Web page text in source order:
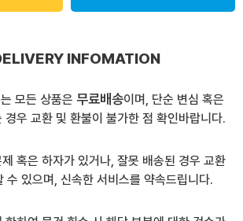
INFOMATION
모든 상품은 무료배송이며, 단순 변심 혹은
경우 교환 및 환불이 불가한 점 확인바랍니다.
혹은 하자가 있거나, 잘못 배송된 경우 교환
수 있으며, 신속한 서비스를 약속드립니다.